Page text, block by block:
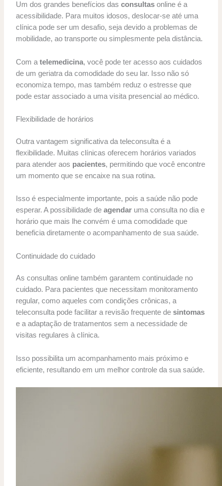
Um dos grandes benefícios das consultasonline é a
acessibilidade. Para muitos idosos, deslocar-se até uma
clínica pode ser um desafio, seja devido a problemas de
mobilidade, ao transporte ou simplesmente pela distância.
Com a telemedicina, você pode ter acesso aos cuidados
de um geriatra da comodidade do seu lar. Isso não só
economiza tempo, mas também reduz o estresse que
pode estar associado a uma visita presencial ao médico.
Flexibilidade de horários
Outra vantagem significativa da teleconsulta é a
flexibilidade. Muitas clínicas oferecem horários variados
para atender aos pacientes, permitindo que você encontre
um momento que se encaixe na sua rotina.
Isso é especialmente importante, pois a saúde não pode
esperar. A possibilidade de agendaruma consulta no dia e
horário que mais lhe convém é uma comodidade que
beneficia diretamente o acompanhamento de sua saúde.
Continuidade do cuidado
As consultas online também garantem continuidade no
cuidado. Para pacientes que necessitam monitoramento
regular, como aqueles com condições crônicas, a
teleconsulta pode facilitar a revisão frequente de sintomas
e a adaptação de tratamentos sem a necessidade de
visitas regulares à clínica.
Isso possibilita um acompanhamento mais próximo e
eficiente, resultando em um melhor controle da sua saúde.